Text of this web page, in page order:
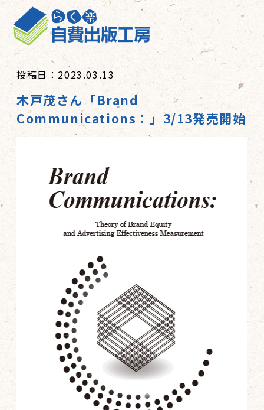
投稿日：2023.03.13
木戸茂さん「Brand
Communications：」3/13発売開始